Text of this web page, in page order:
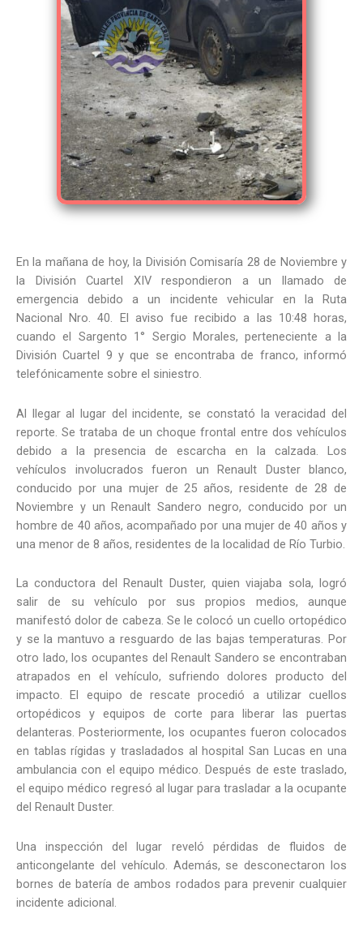
En la mañana de hoy, la División Comisaría 28 de Noviembre y
la División Cuartel XIV respondieron a un llamado de
emergencia debido a un incidente vehicular en la Ruta
Nacional Nro. 40. El aviso fue recibido a las 10:48 horas,
cuando el Sargento 1° Sergio Morales, perteneciente a la
División Cuartel 9 y que se encontraba de franco, informó
telefónicamente sobre el siniestro.
Al llegar al lugar del incidente, se constató la veracidad del
reporte. Se trataba de un choque frontal entre dos vehículos
debido a la presencia de escarcha en la calzada. Los
vehículos involucrados fueron un Renault Duster blanco,
conducido por una mujer de 25 años, residente de 28 de
Noviembre y un Renault Sandero negro, conducido por un
hombre de 40 años, acompañado por una mujer de 40 años y
una menor de 8 años, residentes de la localidad de Río Turbio.
La conductora del Renault Duster, quien viajaba sola, logró
salir de su vehículo por sus propios medios, aunque
manifestó dolor de cabeza. Se le colocó un cuello ortopédico
y se la mantuvo a resguardo de las bajas temperaturas. Por
otro lado, los ocupantes del Renault Sandero se encontraban
atrapados en el vehículo, sufriendo dolores producto del
impacto. El equipo de rescate procedió a utilizar cuellos
ortopédicos y equipos de corte para liberar las puertas
delanteras. Posteriormente, los ocupantes fueron colocados
en tablas rígidas y trasladados al hospital San Lucas en una
ambulancia con el equipo médico. Después de este traslado,
el equipo médico regresó al lugar para trasladar a la ocupante
del Renault Duster.
Una inspección del lugar reveló pérdidas de fluidos de
anticongelante del vehículo. Además, se desconectaron los
bornes de batería de ambos rodados para prevenir cualquier
incidente adicional.